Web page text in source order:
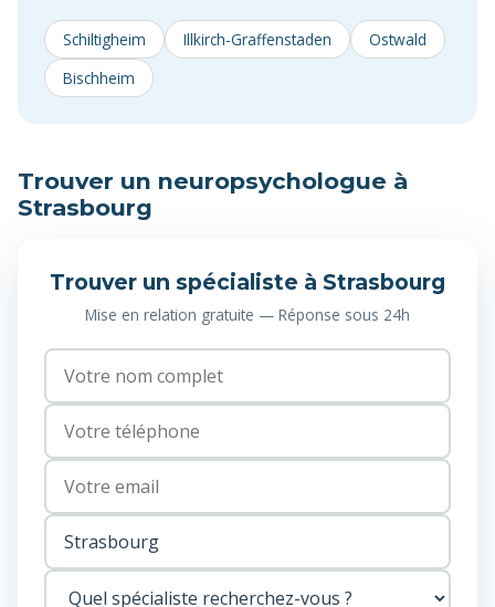
complémentaire.
Schiltigheim Illkirch-Graffenstaden
Ostwald
Bischheim
Trouver un neuropsychologue à
Strasbourg
Trouver un spécialiste à Strasbourg
Mise en relation gratuite — Réponse sous 24h